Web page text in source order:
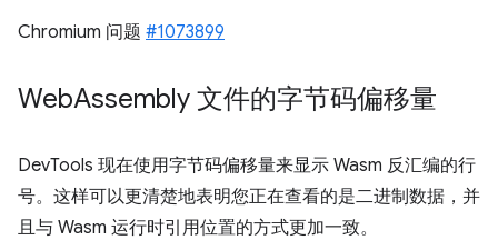
Chromium 问题 #1073899
WebAssembly 文件的字节码偏移量
DevTools 现在使用字节码偏移量来显示 Wasm 反汇编的行
号。这样可以更清楚地表明您正在查看的是二进制数据，并
且与 Wasm 运行时引用位置的方式更加一致。